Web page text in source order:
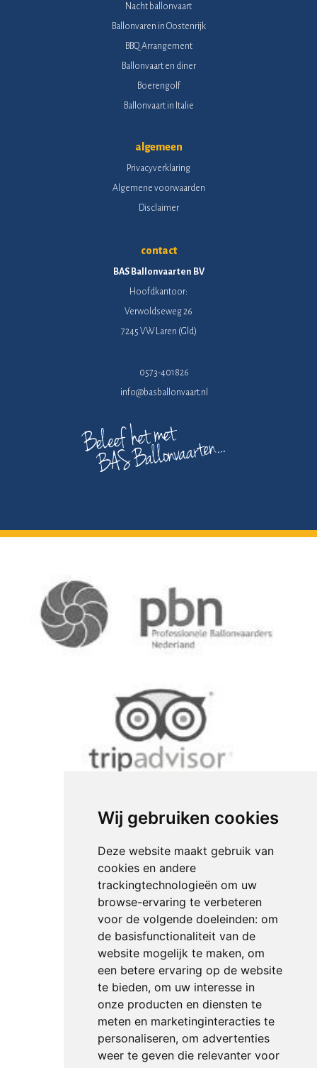
Wij gebruiken cookies
Deze website maakt gebruik van
cookies en andere
trackingtechnologieën om uw
browse-ervaring te verbeteren
voor de volgende doeleinden: om
de basisfunctionaliteit van de
website mogelijk te maken, om
een betere ervaring op de website
te bieden, om uw interesse in
onze producten en diensten te
meten en marketinginteracties te
personaliseren, om advertenties
weer te geven die relevanter voor
Nacht ballonvaart
Ballonvaren in Oostenrijk
BBQ Arrangement
Ballonvaart en diner
Boerengolf
Ballonvaart in Italie
algemeen
Privacyverklaring
Algemene voorwaarden
Disclaimer
contact
BAS Ballonvaarten BV
Hoofdkantoor:
Verwoldseweg 26
7245 VW Laren (Gld)
0573-401826
info@basballonvaart.nl